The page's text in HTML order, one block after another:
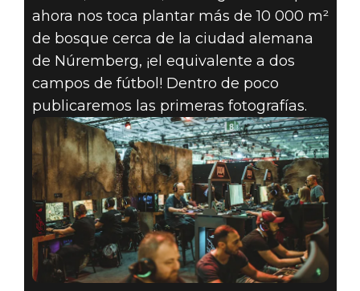
ahora nos toca plantar más de 10 000 m²
de bosque cerca de la ciudad alemana
de Núremberg, ¡el equivalente a dos
campos de fútbol! Dentro de poco
publicaremos las primeras fotografías.